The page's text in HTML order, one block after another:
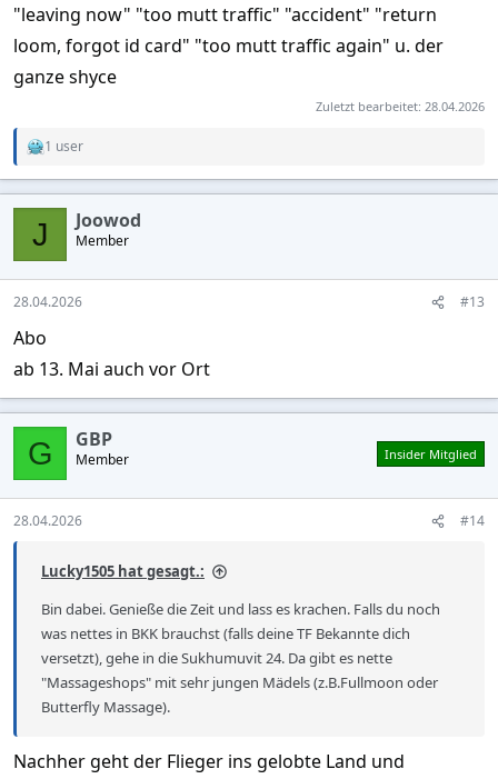
"leaving now" "too mutt traffic" "accident" "return
loom, forgot id card" "too mutt traffic again" u. der
ganze shyce
Zuletzt bearbeitet: 28.04.2026
R
a
c
o
n
s
1 user
J Joowod
Member
28.04.2026 #13
Abo
ab 13. Mai auch vor Ort
G GBP
Member Insider Mitglied
28.04.2026 #14
Lucky1505 hat gesagt.:
Bin dabei. Genieße die Zeit und lass es krachen. Falls du noch
was nettes in BKK brauchst (falls deine TF Bekannte dich
versetzt), gehe in die Sukhumuvit 24. Da gibt es nette
"Massageshops" mit sehr jungen Mädels (z.B.Fullmoon oder
Butterfly Massage).
Nachher geht der Flieger ins gelobte Land und